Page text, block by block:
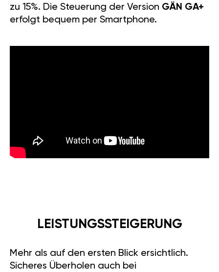
zu 15%. Die Steuerung der Version GÄN GA+
erfolgt bequem per Smartphone.
LEISTUNGSSTEIGERUNG
Mehr als auf den ersten Blick ersichtlich.
Sicheres Überholen auch bei